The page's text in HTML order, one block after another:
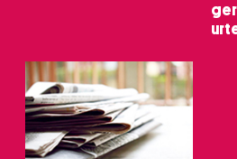
Webgune honek cookie propioak
zerbitzuak hobetzeko asmoz,
baliatzen gara. Ohar hau onartuz
erabiltzeko baimen esplizitua
irakurri